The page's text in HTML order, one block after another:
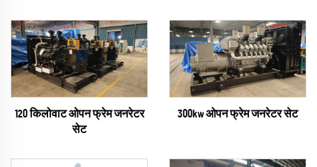
120 किलोवाट ओपन फ्रेम जनरेटर
सेट
300kw ओपन फ्रेम जनरेटर सेट